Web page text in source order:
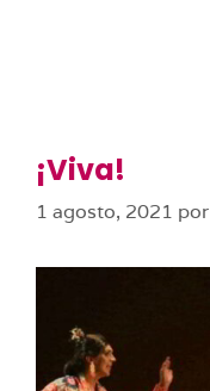
¡Viva!
1 agosto, 2021 por